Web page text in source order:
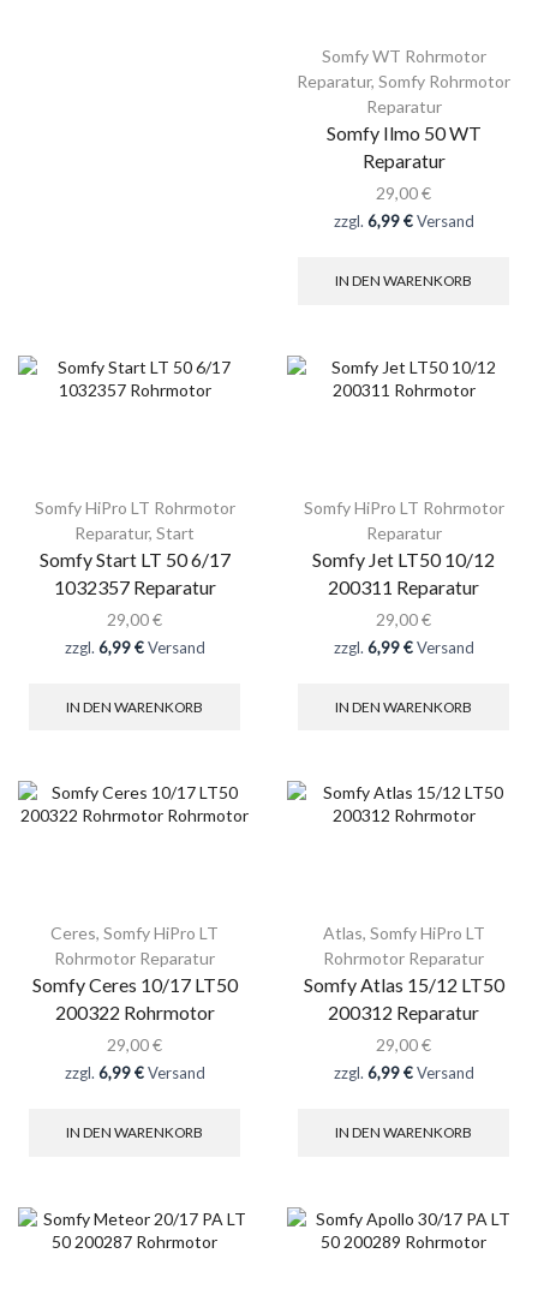
Somfy WT Rohrmotor
Reparatur, Somfy Rohrmotor
Reparatur
Somfy Ilmo 50 WT
Reparatur
29,00€
zzgl. 6,99 €Versand
IN DEN WARENKORB
Somfy HiPro LT Rohrmotor
Reparatur, Start
Somfy Start LT 50 6/17
1032357 Reparatur
29,00€
zzgl. 6,99 €Versand
IN DEN WARENKORB
Somfy HiPro LT Rohrmotor
Reparatur
Somfy Jet LT50 10/12
200311 Reparatur
29,00€
zzgl. 6,99 €Versand
IN DEN WARENKORB
Ceres, Somfy HiPro LT
Rohrmotor Reparatur
Somfy Ceres 10/17 LT50
200322 Rohrmotor
29,00€
zzgl. 6,99 €Versand
IN DEN WARENKORB
Atlas, Somfy HiPro LT
Rohrmotor Reparatur
Somfy Atlas 15/12 LT50
200312 Reparatur
29,00€
zzgl. 6,99 €Versand
IN DEN WARENKORB